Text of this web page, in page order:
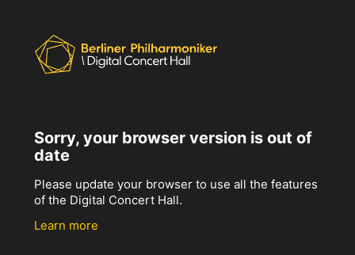
Sorry, your browser version is out of
date
Please update your browser to use all the features
of the Digital Concert Hall.
Learn more